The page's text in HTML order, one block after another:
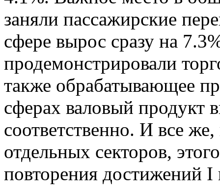
заняли пассажирские
сфере вырос сразу на
продемонстрировали
также обрабатывающее
сферах валовый продукт
соответственно. И все
отдельных секторов,
повторения достижений I